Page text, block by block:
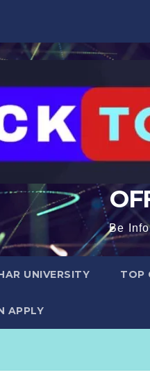
Be
UNIVERSITY TOP
APPLY